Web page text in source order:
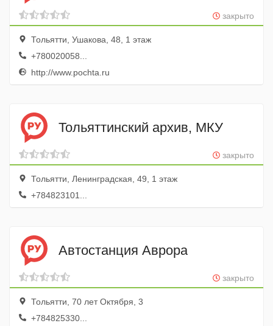
закрыто
Тольятти, Ушакова, 48, 1 этаж
+780020058...
http://www.pochta.ru
Тольяттинский архив, МКУ
закрыто
Тольятти, Ленинградская, 49, 1 этаж
+784823101...
Автостанция Аврора
закрыто
Тольятти, 70 лет Октября, 3
+784825330...